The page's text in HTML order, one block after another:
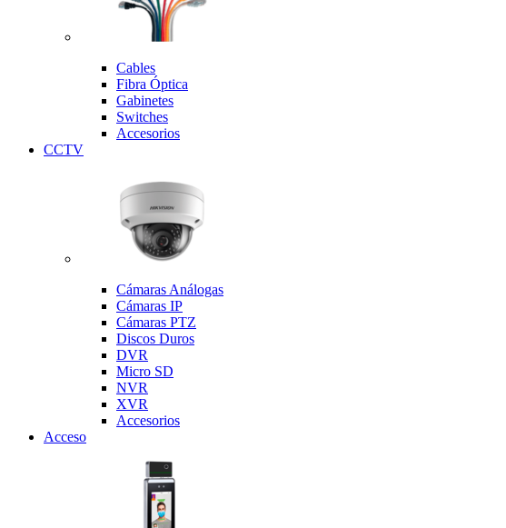
Cables
Fibra Óptica
Gabinetes
Switches
Accesorios
CCTV
Cámaras Análogas
Cámaras IP
Cámaras PTZ
Discos Duros
DVR
Micro SD
NVR
XVR
Accesorios
Acceso